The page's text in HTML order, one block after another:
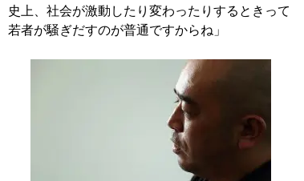
史上、社会が激動したり変わったりするときって
若者が騒ぎだすのが普通ですからね」